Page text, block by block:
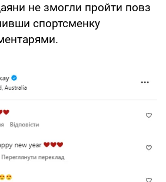
не змогли пройти повз
спортсменку